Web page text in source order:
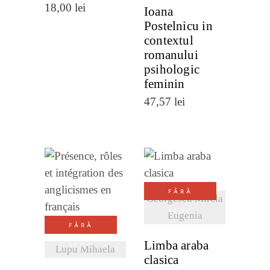
18,00 lei
Ioana
Postelnicu in
contextul
romanului
psihologic
feminin
47,57 lei
FĂRĂ
STOC
Lupu Mihaela
VEZI
DETALII
FĂRĂ
STOC
Georgescu Mirela
Eugenia
VEZI
DETALII
Limba araba
clasica